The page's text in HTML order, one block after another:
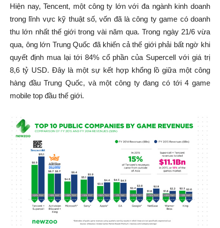
Hiện nay, Tencent, một công ty lớn với đa ngành kinh doanh
trong lĩnh vực kỹ thuật số, vốn đã là công ty game có doanh
thu lớn nhất thế giới trong vài năm qua. Trong ngày 21/6 vừa
qua, ông lớn Trung Quốc đã khiến cả thế giới phải bất ngờ khi
quyết định mua lại tới 84% cổ phần của Supercell với giá trị
8,6 tỷ USD. Đây là một sự kết hợp khổng lồ giữa một công
hàng đầu Trung Quốc, và một công ty đang có tới 4 game
mobile top đầu thế giới.